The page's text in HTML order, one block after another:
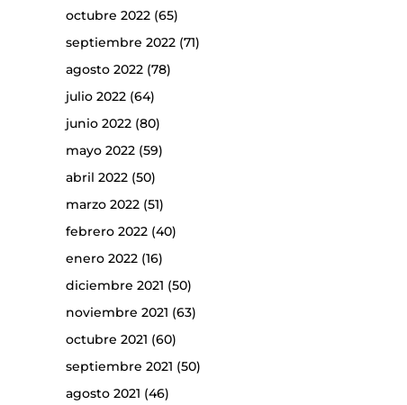
octubre 2022(65)
septiembre 2022(71)
agosto 2022(78)
julio 2022(64)
junio 2022(80)
mayo 2022(59)
abril 2022(50)
marzo 2022(51)
febrero 2022(40)
enero 2022(16)
diciembre 2021 (50)
noviembre 2021 (63)
octubre 2021 (60)
septiembre 2021 (50)
agosto 2021 (46)